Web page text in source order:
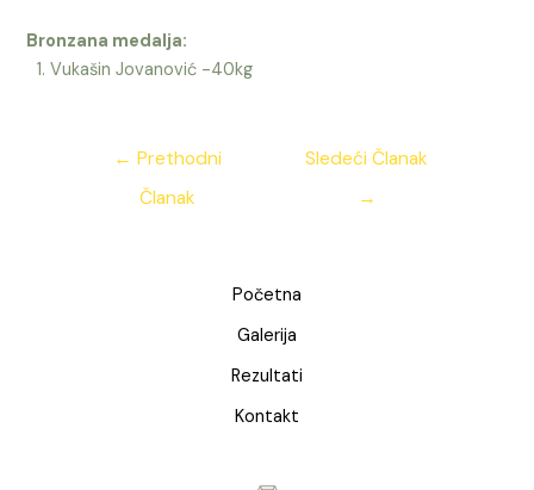
Bronzana medalja:
Vukašin Jovanović -40kg
← Prethodni
Članak
Sledeći Članak
→
Početna
Galerija
Rezultati
Kontakt